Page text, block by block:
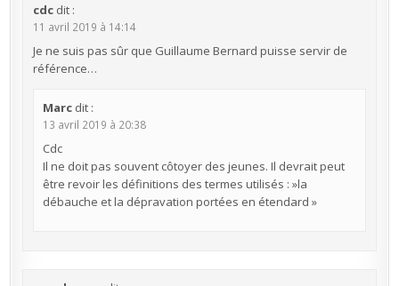
cdc dit :
11 avril 2019 à 14:14
Je ne suis pas sûr que Guillaume Bernard puisse servir de
référence…
Marc dit :
13 avril 2019 à 20:38
Cdc
Il ne doit pas souvent côtoyer des jeunes. Il devrait peut
être revoir les définitions des termes utilisés : »la
débauche et la dépravation portées en étendard »